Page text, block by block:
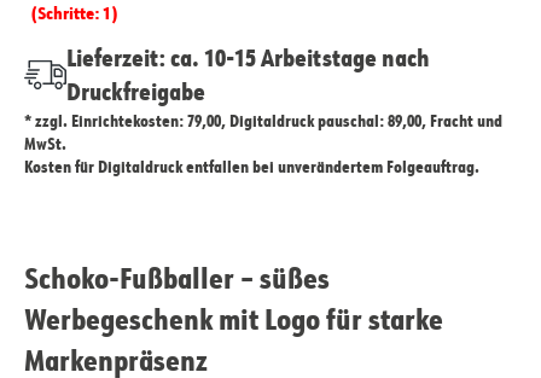
(Schritte: 1)
Lieferzeit: ca. 10-15 Arbeitstage nach
Druckfreigabe
* zzgl. Einrichtekosten: 79,00, Digitaldruck pauschal: 89,00, Fracht und
MwSt.
Kosten für Digitaldruck entfallen bei unverändertem Folgeauftrag.
Schoko-Fußballer – süßes
Werbegeschenk mit Logo für starke
Markenpräsenz